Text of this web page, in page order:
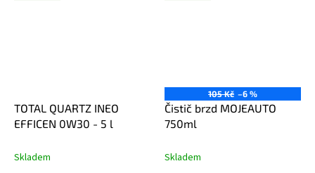
TOTAL QUARTZ INEO
EFFICEN 0W30 - 5 l
Skladem
105 Kč –6 %
Čistič brzd MOJEAUTO
750ml
Skladem